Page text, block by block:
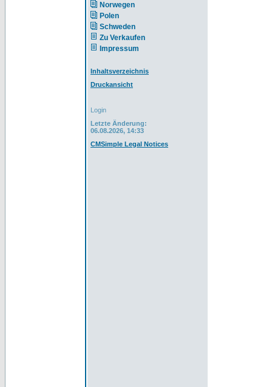
Norwegen
Polen
Schweden
Zu Verkaufen
Impressum
Inhaltsverzeichnis
Druckansicht
Login
Letzte Änderung:
06.08.2026, 14:33
CMSimple Legal Notices